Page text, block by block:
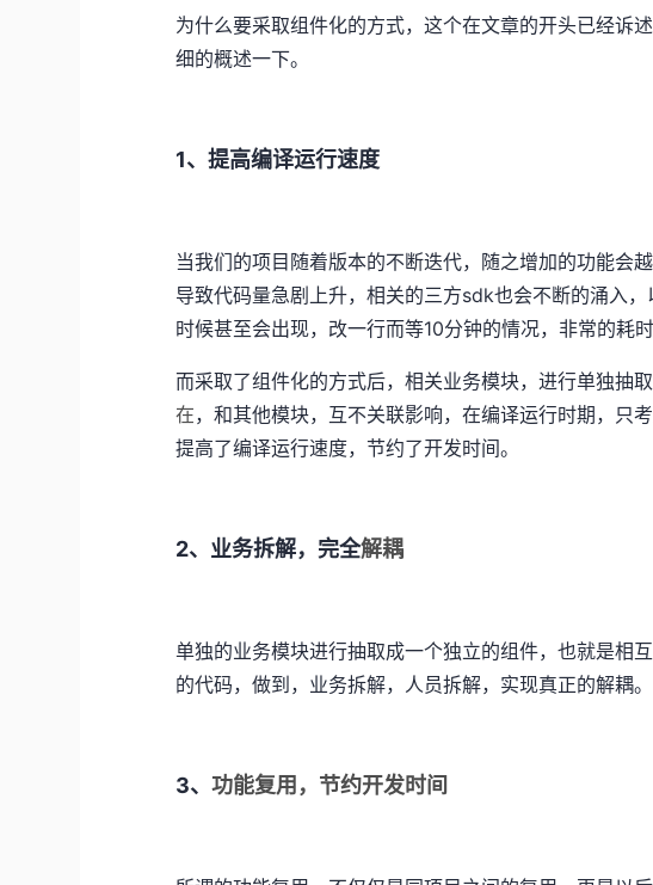
为什么要采取组件化的方式，这个在文章的开头已经诉
细的概述一下。
1、提高编译运行速度
当我们的项目随着版本的不断迭代，随之增加的功能会
导致代码量急剧上升，相关的三方sdk也会不断的涌入
时候甚至会出现，改一行而等10分钟的情况，非常的耗
而采取了组件化的方式后，相关业务模块，进行单独抽
在，和其他模块，互不关联影响，在编译运行时期，只
提高了编译运行速度，节约了开发时间。
2、业务拆解，完全解耦
单独的业务模块进行抽取成一个独立的组件，也就是相
的代码，做到，业务拆解，人员拆解，实现真正的解耦。
3、功能复用，节约开发时间